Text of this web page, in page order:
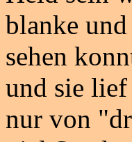
blanke
sehen
und sie lief
nur von